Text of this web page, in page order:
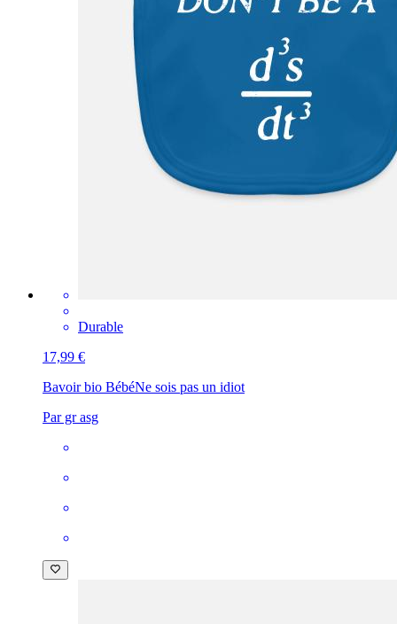
Durable
17,99 €
Bavoir bio BébéNe sois pas un idiot
Par gr asg